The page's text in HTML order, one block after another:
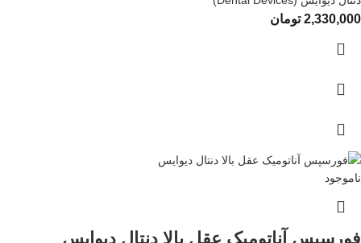
2,330,000 تومان
ناموجود
فورسپس آناتومیک عقل بالا دنتال دیوایس